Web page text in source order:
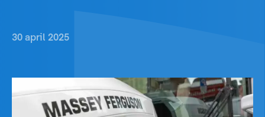
30 april 2025